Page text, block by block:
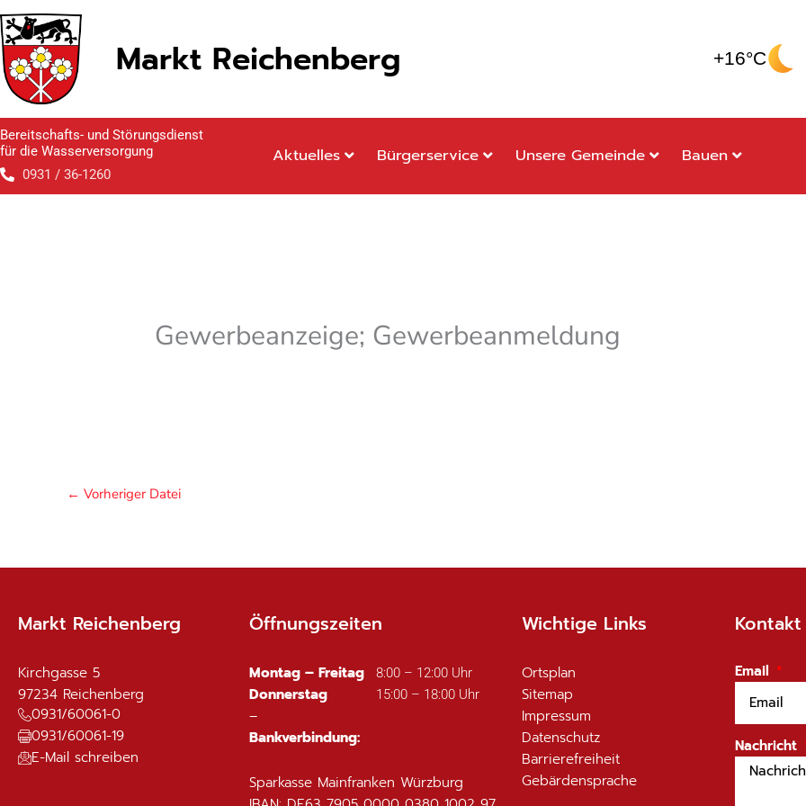
springen
Zum
Inhalt
springen
Markt Reichenberg +16°C
Bereitschafts- und Störungsdienst
für die Wasserversorgung
0931 / 36-1260
Aktuelles Bürgerservice Unsere Gemeinde Bauen
Gewerbeanzeige; Gewerbeanmeldung
← Vorheriger Datei
Markt Reichenberg
Kirchgasse 5
97234 Reichenberg
0931/60061-0
0931/60061-19
E-Mail schreiben
Öffnungszeiten
Montag – Freitag 8:00 – 12:00 Uhr
Donnerstag 15:00 – 18:00 Uhr
–
Bankverbindung:
Sparkasse Mainfranken Würzburg
Wichtige Links
Ortsplan
Sitemap
Impressum
Datenschutz
Barrierefreiheit
Gebärdensprache
Kontakt
Email
Nachricht